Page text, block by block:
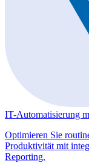
IT-Automatisierung
Optimieren Sie
Produktivität mit
Reporting.